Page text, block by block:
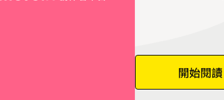
7
8
開始閱讀